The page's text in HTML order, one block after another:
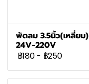
พัดลม 3.5นิ้ว(เหลี่ยม)
24V-220V
฿180 - ฿250